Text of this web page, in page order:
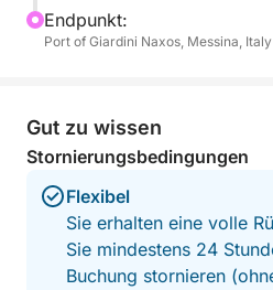
Bringen Sie gerne Ihr
Endpunkt:
Port of Giardini Naxos, Messina, Italy
Gut zu wissen
Stornierungsbedingungen
Flexibel
Sie erhalten eine volle
Sie mindestens 24
Buchung stornieren